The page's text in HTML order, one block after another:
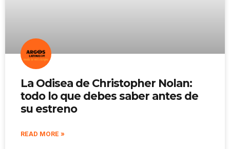
La Odisea de Christopher Nolan:
todo lo que debes saber antes de
su estreno
READ MORE »